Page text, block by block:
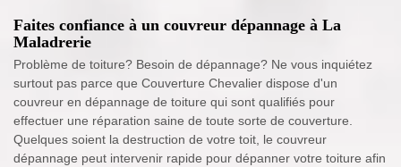
Faites confiance à un couvreur dépannage à La
Maladrerie
Problème de toiture? Besoin de dépannage? Ne vous inquiétez
surtout pas parce que Couverture Chevalier dispose d'un
couvreur en dépannage de toiture qui sont qualifiés pour
effectuer une réparation saine de toute sorte de couverture.
Quelques soient la destruction de votre toit, le couvreur
dépannage peut intervenir rapide pour dépanner votre toiture afin